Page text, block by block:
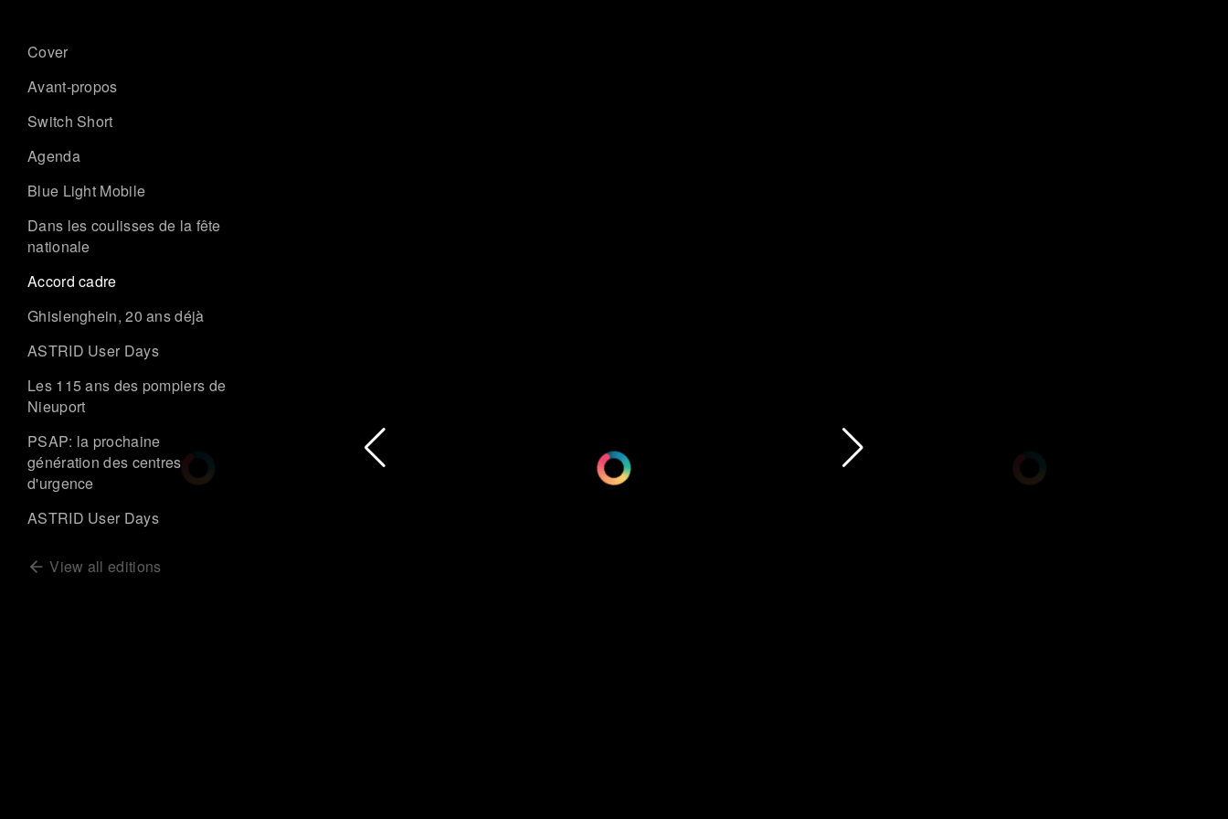
Cover
Avant-propos
Switch Short
Agenda
Blue Light Mobile
Dans les coulisses de la fête
nationale
Accord cadre
Ghislenghein, 20 ans déjà
ASTRID User Days
Les 115 ans des pompiers de
Nieuport
PSAP: la prochaine
génération des centres
d'urgence
ASTRID User Days
View all editions